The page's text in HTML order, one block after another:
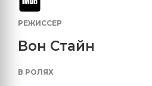
РЕЖИССЕР
Вон Стайн
В РОЛЯХ